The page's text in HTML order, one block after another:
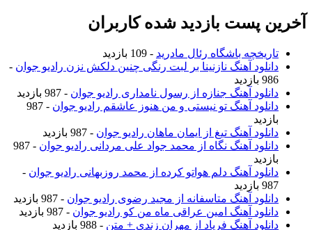
پست بازدید شده کاربران
تاریخچه باشگاه رئال مادرید- 109 بازدید
دانلود آهنگ نازنینا بر لبت رنگی چنین دلکش نزن رادیو جوان-
986 بازدید
دانلود آهنگ جنازه از رسول نامداری رادیو جوان- 987 بازدید
دانلود آهنگ تو نیستی و من هنوز عاشقم رادیو جوان
- 987
بازدید
دانلود آهنگ تیغ از ایمان ماهان رادیو جوان- 987 بازدید
دانلود آهنگ نگاه از محمد جواد علی مردانی رادیو جوان
- 987
بازدید
دانلود آهنگ دلم هواتو کرده از محمد روزبهانی رادیو جوان-
987 بازدید
دانلود آهنگ متاسفانه از مجید رضوی رادیو جوان- 987 بازدید
دانلود آهنگ امین عراقی ماه من کو رادیو جوان- 987 بازدید
دانلود آهنگ فریاد از مهران زندی + متن- 988 بازدید